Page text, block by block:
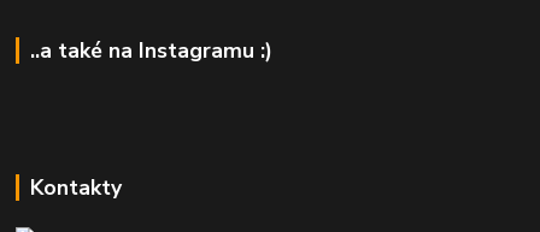
..a také na Instagramu :)
Kontakty